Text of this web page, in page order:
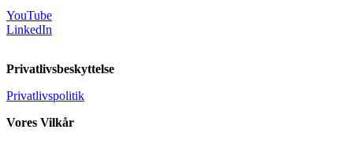
YouTube
LinkedIn
Privatlivsbeskyttelse
Privatlivspolitik
Vores Vilkår